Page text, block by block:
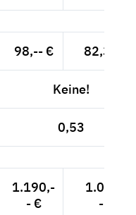
98,-- € 82,35 €
Keine!
0,53
1.190,-
- €
1.000,-
- €